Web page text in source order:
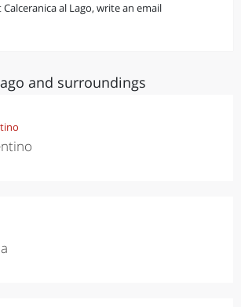
al Lago, write an email
and surroundings